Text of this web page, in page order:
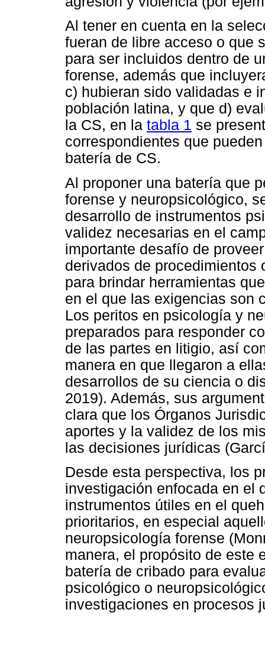
Al tener en cuenta en la
fueran de libre acceso o que
para ser incluidos dentro de
forense, además que
c) hubieran sido validadas e
población latina, y que d)
la CS, en la tabla 1 se
correspondientes que
batería de CS.
Al proponer una batería que
forense y neuropsicológico,
desarrollo de instrumentos
validez necesarias en el
importante desafío de
derivados de procedimientos
para brindar herramientas
en el que las exigencias son
Los peritos en psicología y
preparados para responder
de las partes en litigio, así
manera en que llegaron a
desarrollos de su ciencia o
2019). Además, sus
clara que los Órganos
aportes y la validez de los
las decisiones jurídicas
Desde esta perspectiva, los
investigación enfocada en el
instrumentos útiles en el
prioritarios, en especial
neuropsicología forense
manera, el propósito de este
batería de cribado para
psicológico o
investigaciones en procesos